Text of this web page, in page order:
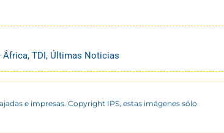
África, TDI, Últimas Noticias
e impresas. Copyright IPS, estas imágenes sólo